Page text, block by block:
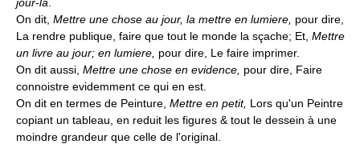
On dit, Mettre une chose au jour, la mettre en lumiere, pour dire,
La rendre publique, faire que tout le monde la sçache; Et, Mettre
un livre au jour; en lumiere, pour dire, Le faire imprimer.
On dit aussi, Mettre une chose en evidence, pour dire, Faire
connoistre evidemment ce qui en est.
On dit en termes de Peinture, Mettre en petit, Lors qu'un Peintre
copiant un tableau, en reduit les figures & tout le dessein à une
moindre grandeur que celle de l'original.